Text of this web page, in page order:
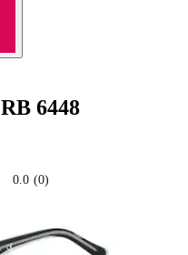
RB 6448
0.0 (0)